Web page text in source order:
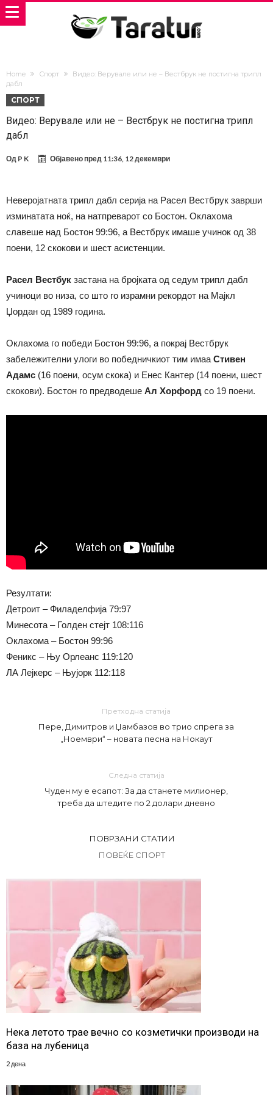
Home Спорт
Видео: Верувале или не – Вестбрук не постигна трипл
дабл
СПОРТ
Видео: Верувале или не – Вестбрук не постигна трипл
дабл
Од P K Објавено пред 11:36, 12 декември
Неверојатната трипл дабл серија на Расел Вестбрук заврши
изминатата ноќ, на натпреварот со Бостон. Оклахома
славеше над Бостон 99:96, а Вестбрук имаше учинок од 38
поени, 12 скокови и шест асистенции.
Расел Вестбук застана на бројката од седум трипл дабл
учиноци во низа, со што го израмни рекордот на Мајкл
Џордан од 1989 година.
Оклахома го победи Бостон 99:96, а покрај Вестбрук
забележителни улоги во победничкиот тим имаа Стивен
Адамс (16 поени, осум скока) и Енес Кантер (14 поени, шест
скокови). Бостон го предводеше Ал Хорфорд со 19 поени.
Резултати:
Детроит – Филаделфија 79:97
Минесота – Голден стејт 108:116
Оклахома – Бостон 99:96
Феникс – Њу Орлеанс 119:120
ЛА Лејкерс – Њујорк 112:118
Претходна статија
Пере, Димитров и Џамбазов во трио спрега за
„Ноември“ – новата песна на Нокаут
Следна статија
Чуден му е есапот: За да станете милионер,
треба да штедите по 2 долари дневно
ПОВРЗАНИ СТАТИИ
ПОВЕЌЕ СПОРТ
Нека летото трае вечно со козметички производи на
база на лубеница
2 дена